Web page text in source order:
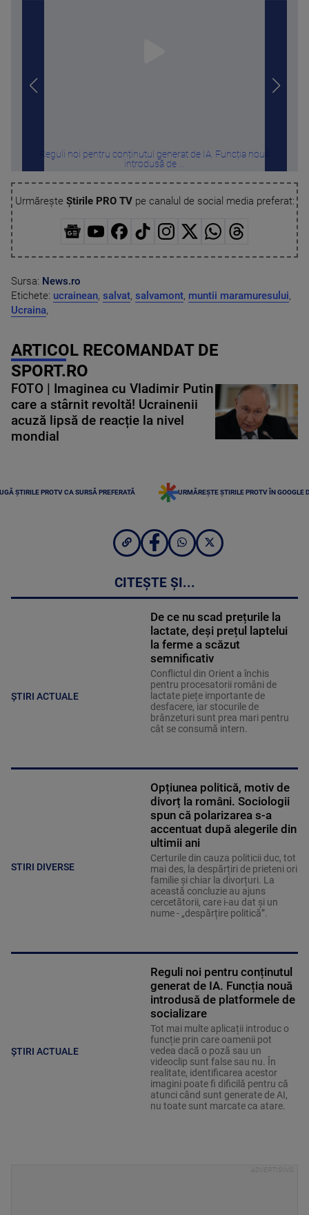
Reguli noi pentru conținutul generat de IA. Funcția nouă
introdusă de ...
Urmărește Știrile PRO TVpe canalul de social media preferat:
Sursa: News.ro
Etichete: ucrainean, salvat, salvamont, muntii maramuresului,
Ucraina,
ARTICOL RECOMANDAT DE
SPORT.RO
FOTO | Imaginea cu Vladimir Putin
care a stârnit revoltă! Ucrainenii
acuză lipsă de reacție la nivel
mondial
ȘTIRILE PROTV CA SURSĂ PREFERATĂ URMĂREȘTE ȘTIRILE PROTV ÎN GOOGLE
CITEȘTE ȘI...
ȘTIRI ACTUALE
De ce nu scad prețurile la
lactate, deși prețul laptelui
la ferme a scăzut
semnificativ
Conflictul din Orient a închis
pentru procesatorii români de
lactate piețe importante de
desfacere, iar stocurile de
brânzeturi sunt prea mari pentru
cât se consumă intern.
STIRI DIVERSE
Opțiunea politică, motiv de
divorț la români. Sociologii
spun că polarizarea s-a
accentuat după alegerile din
ultimii ani
Certurile din cauza politicii duc, tot
mai des, la despărțiri de prieteni ori
familie și chiar la divorțuri. La
această concluzie au ajuns
cercetătorii, care i-au dat și un
nume - „despărțire politică”.
ȘTIRI ACTUALE
Reguli noi pentru conținutul
generat de IA. Funcția nouă
introdusă de platformele de
socializare
Tot mai multe aplicații introduc o
funcție prin care oamenii pot
vedea dacă o poză sau un
videoclip sunt false sau nu. În
realitate, identificarea acestor
imagini poate fi dificilă pentru că
atunci când sunt generate de AI,
nu toate sunt marcate ca atare.